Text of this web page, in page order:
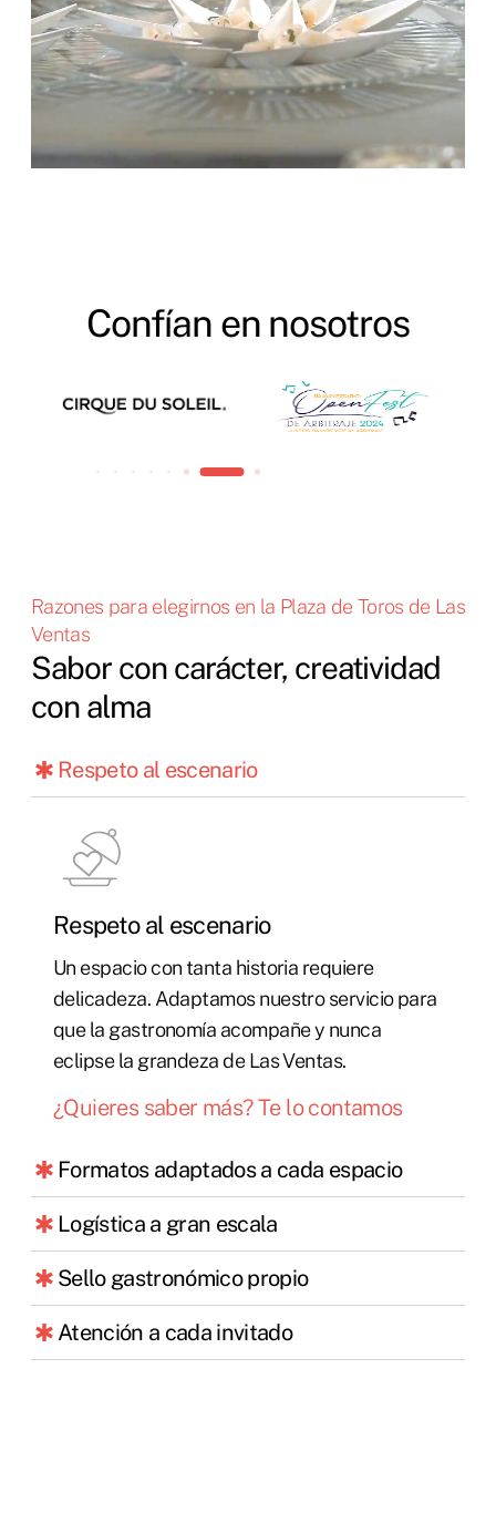
Confían en nosotros
Razones para elegirnos en la Plaza de Toros de Las
Ventas
Sabor con carácter, creatividad
con alma
Respeto al escenario
Respeto al escenario
Un espacio con tanta historia requiere
delicadeza. Adaptamos nuestro servicio para
que la gastronomía acompañe y nunca
eclipse la grandeza de Las Ventas.
¿Quieres saber más? Te lo contamos
Formatos adaptados a cada espacio
Logística a gran escala
Sello gastronómico propio
Atención a cada invitado